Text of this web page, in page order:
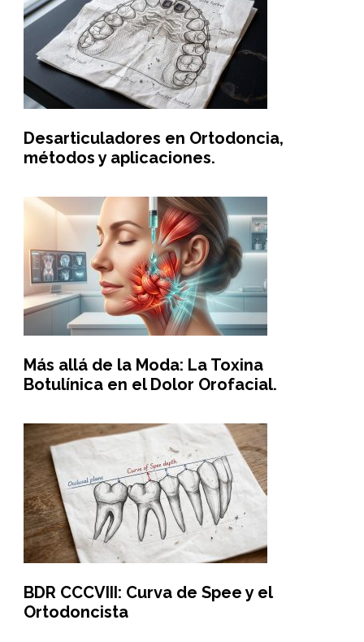
Desarticuladores en Ortodoncia,
métodos y aplicaciones.
Más allá de la Moda: La Toxina
Botulínica en el Dolor Orofacial.
BDR CCCVIII: Curva de Spee y el
Ortodoncista